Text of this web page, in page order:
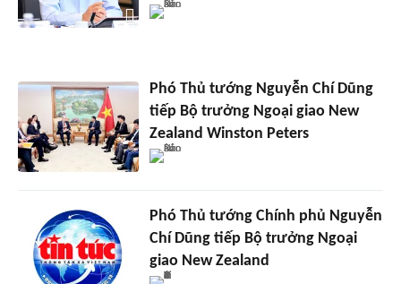
Phó Thủ tướng Nguyễn Chí Dũng
tiếp Bộ trưởng Ngoại giao New
Zealand Winston Peters
Phó Thủ tướng Chính phủ Nguyễn
Chí Dũng tiếp Bộ trưởng Ngoại
giao New Zealand